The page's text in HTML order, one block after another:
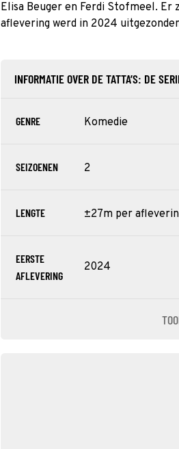
Elisa Beuger en Ferdi Stofmeel. Er
aflevering werd in 2024
INFORMATIE OVER DE TATTA’S: DE
GENRE Komedie
SEIZOENEN 2
LENGTE ±27m per
EERSTE
AFLEVERING
2024